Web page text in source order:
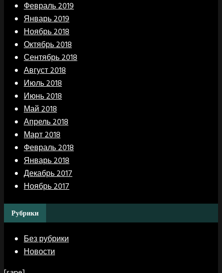
Февраль 2019
Январь 2019
Ноябрь 2018
Октябрь 2018
Сентябрь 2018
Август 2018
Июль 2018
Июнь 2018
Май 2018
Апрель 2018
Март 2018
Февраль 2018
Январь 2018
Декабрь 2017
Ноябрь 2017
Рубрики
Без рубрики
Новости